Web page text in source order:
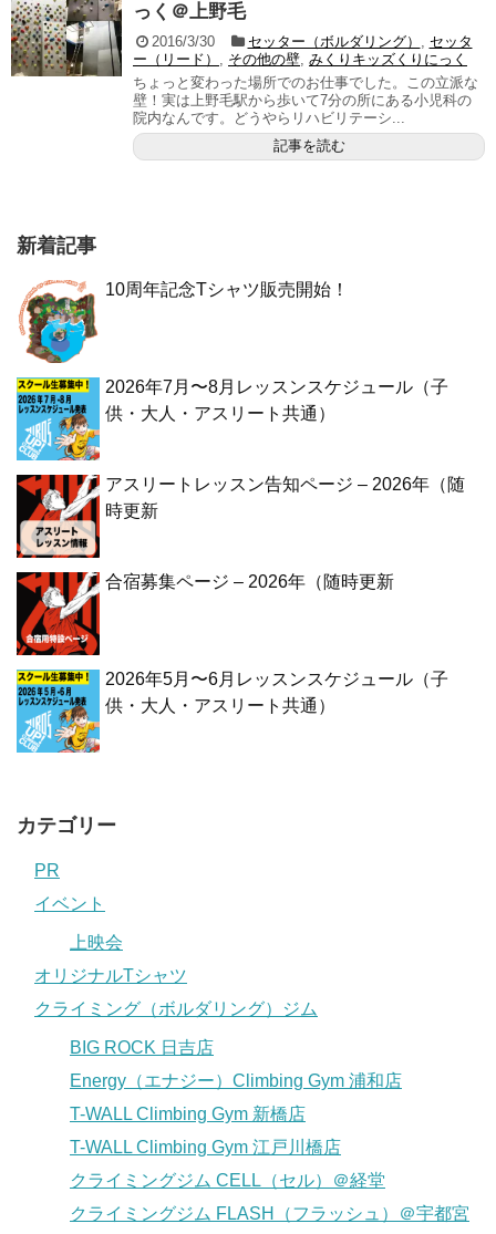
っく＠上野毛
2016/3/30 セッター（ボルダリング） , セッタ
ー（リード） , その他の壁, みくりキッズくりにっく
ちょっと変わった場所でのお仕事でした。この立派な
壁！実は上野毛駅から歩いて7分の所にある小児科の
院内なんです。どうやらリハビリテーシ...
記事を読む
新着記事
10周年記念Tシャツ販売開始！
2026年7月〜8月レッスンスケジュール（子
供・大人・アスリート共通）
アスリートレッスン告知ページ – 2026年（随
時更新
合宿募集ページ – 2026年（随時更新
2026年5月〜6月レッスンスケジュール（子
供・大人・アスリート共通）
カテゴリー
PR
イベント
上映会
オリジナルTシャツ
クライミング（ボルダリング）ジム
BIG ROCK 日吉店
Energy（エナジー）Climbing Gym 浦和店
T-WALL Climbing Gym 新橋店
T-WALL Climbing Gym 江戸川橋店
クライミングジム CELL（セル）＠経堂
クライミングジム FLASH（フラッシュ）＠宇都宮